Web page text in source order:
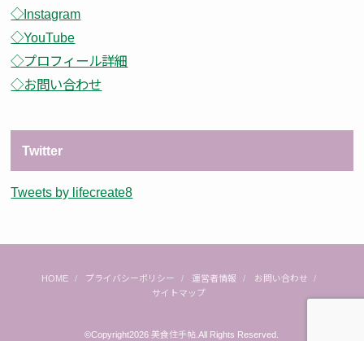
◇Instagram
◇YouTube
◇プロフィール詳細
◇お問い合わせ
Twitter
Tweets by lifecreate8
HOME プライバシーポリシー 運営者情報
お問い合わせ
サイトマップ
©Copyright2026美食住手帖 .All Rights Reserved.